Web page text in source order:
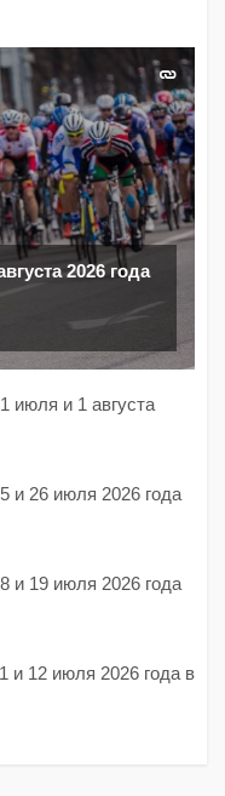
2026 года
июля и 1 августа
и 26 июля 2026 года
и 19 июля 2026 года
и 12 июля 2026 года в